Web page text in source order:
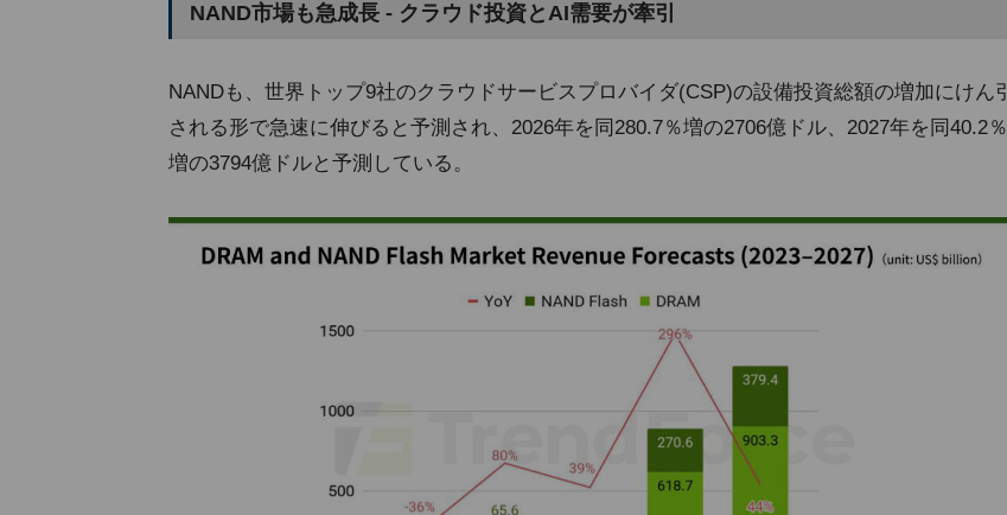
NAND市場も急成長 - クラウド投資とAI需要が牽引
NANDも、世界トップ9社のクラウドサービスプロバイダ(CSP)の設備投資総額の増加にけん引
される形で急速に伸びると予測され、2026年を同280.7％増の2706億ドル、2027年を同40.2％
増の3794億ドルと予測している。